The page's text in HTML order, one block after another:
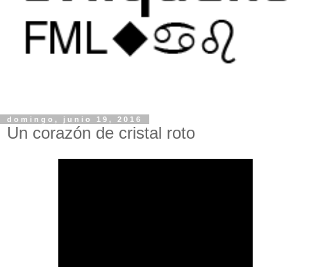
domingo, junio 19, 2016
Un corazón de cristal roto